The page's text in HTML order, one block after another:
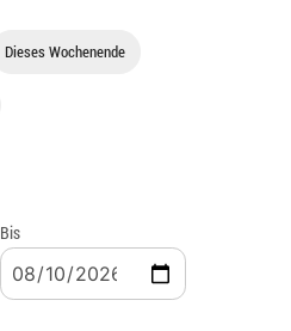
Dieses Wochenende
Bis